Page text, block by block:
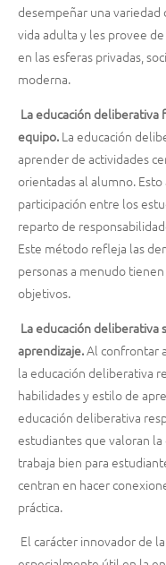
desempeñar una variedad
vida adulta y les provee
en las esferas privadas,
moderna.
La educación
equipo. La educación
aprender de actividades
orientadas al alumno.
participación entre los
reparto de
Este método refleja las
personas a menudo
objetivos.
La educación
aprendizaje.Al confrontar
la educación deliberativa
habilidades y estilo de
educación deliberativa
estudiantes que valoran la
trabaja bien para
centran en hacer
práctica.
El carácter innovador de